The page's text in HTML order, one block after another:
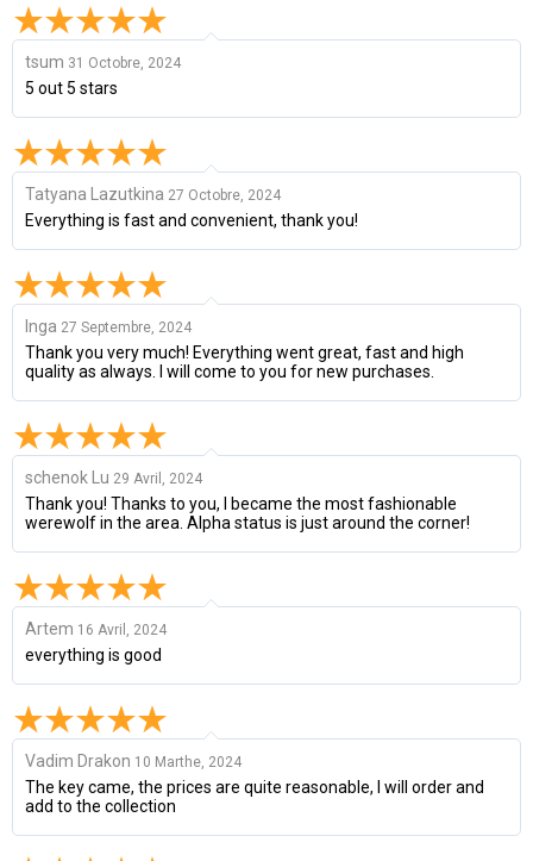
tsum 31 Octobre, 2024
5 out 5 stars
Tatyana Lazutkina 27 Octobre, 2024
Everything is fast and convenient, thank you!
Inga 27 Septembre, 2024
Thank you very much! Everything went great, fast and high
quality as always. I will come to you for new purchases.
schenok Lu 29 Avril, 2024
Thank you! Thanks to you, I became the most fashionable
werewolf in the area. Alpha status is just around the corner!
Artem 16 Avril, 2024
everything is good
Vadim Drakon 10 Marthe, 2024
The key came, the prices are quite reasonable, I will order and
add to the collection